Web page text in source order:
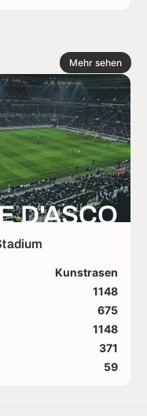
Mehr sehen
D'ASCQ
Kunstrasen
1148
675
1148
371
59